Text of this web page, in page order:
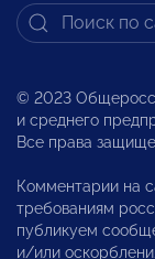
© 2023
и среднего
Все права
Комментарии на
требованиям
публикуем
и/или